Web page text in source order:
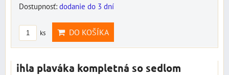
Dostupnosť: dodanie do 3 dní
ks DO KOŠÍKA
ihla plaváka kompletná so sedlom